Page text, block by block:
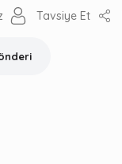
Tavsiye Et